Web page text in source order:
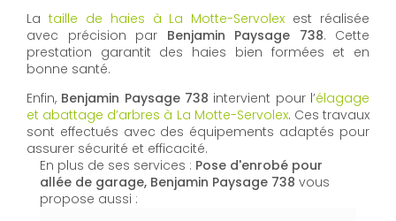
La taille de haies à La Motte-Servolex est réalisée
avec précision par Benjamin Paysage 738. Cette
prestation garantit des haies bien formées et en
bonne santé.
Enfin, Benjamin Paysage 738 intervient pour l’élagage
et abattage d’arbres à La Motte-Servolex. Ces travaux
sont effectués avec des équipements adaptés pour
assurer sécurité et efficacité.
En plus de ses services : Pose d'enrobé pour
allée de garage, Benjamin Paysage 738 vous
propose aussi :